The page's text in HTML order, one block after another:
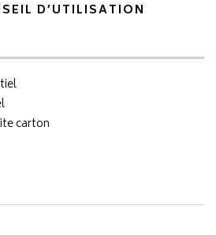
D’UTILISATION
carton